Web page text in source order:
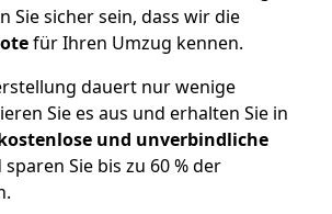
Sie sicher sein, dass wir die
für Ihren Umzug kennen.
dauert nur wenige
Sie es aus und erhalten Sie in
und unverbindliche
sparen Sie bis zu 60 % der